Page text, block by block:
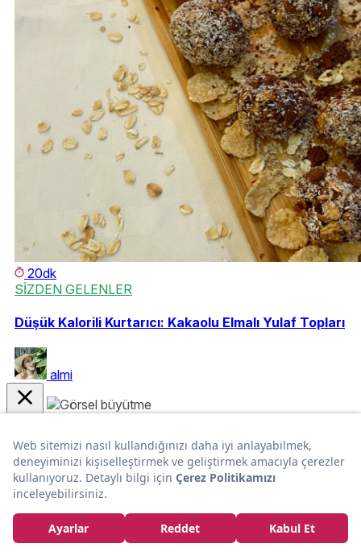
20dk
SİZDEN GELENLER
Düşük Kalorili Kurtarıcı: Kakaolu Elmalı Yulaf Topları
almi